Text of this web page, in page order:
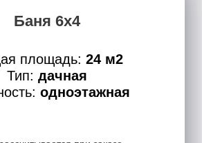
Баня 6х4
площадь: 24 м2
Тип: дачная
одноэтажная